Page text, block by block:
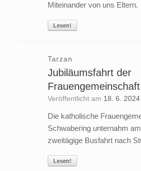
Miteinander von uns Eltern.
Lesen!
Tarzan
Jubiläumsfahrt der
Veröffentlicht am 18. 6. 2024
Die katholische
Schwabering unternahm
zweitägige Busfahrt nach
Lesen!